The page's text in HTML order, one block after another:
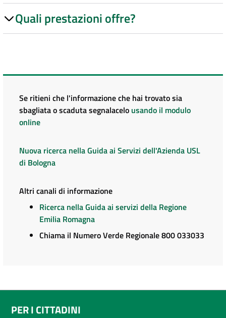
Quali prestazioni offre?
Se ritieni che l'informazione che hai trovato sia
sbagliata o scaduta segnalacelo usando il modulo
online
Nuova ricerca nella Guida ai Servizi dell'Azienda USL
di Bologna
Altri canali di informazione
Ricerca nella Guida ai servizi della Regione
Emilia Romagna
Chiama il Numero Verde Regionale 800 033033
PER I CITTADINI